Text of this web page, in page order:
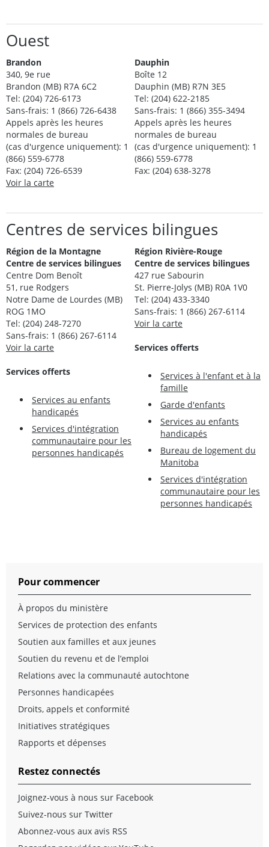
Ouest
Brandon
340, 9e rue
Brandon (MB) R7A 6C2
Tel: (204) 726-6173
Sans-frais: 1 (866) 726-6438
Appels après les heures
normales de bureau
(cas d'urgence uniquement): 1
(866) 559-6778
Fax: (204) 726-6539
Voir la carte
Dauphin
Boîte 12
Dauphin (MB) R7N 3E5
Tel: (204) 622-2185
Sans-frais: 1 (866) 355-3494
Appels après les heures
normales de bureau
(cas d'urgence uniquement): 1
(866) 559-6778
Fax: (204) 638-3278
Centres de services bilingues
Région de la Montagne
Centre de services bilingues
Centre Dom Benoît
51, rue Rodgers
Notre Dame de Lourdes (MB)
ROG 1MO
Tel: (204) 248-7270
Sans-frais: 1 (866) 267-6114
Voir la carte
Services offerts
Services au enfants
handicapés
Services d'intégration
communautaire pour les
personnes handicapés
Région Rivière-Rouge
Centre de services bilingues
427 rue Sabourin
St. Pierre-Jolys (MB) R0A 1V0
Tel: (204) 433-3340
Sans-frais: 1 (866) 267-6114
Voir la carte
Services offerts
Services à l'enfant et à la
famille
Garde d'enfants
Services au enfants
handicapés
Bureau de logement du
Manitoba
Services d'intégration
communautaire pour les
personnes handicapés
Pour commencer
À propos du ministère
Services de protection des enfants
Soutien aux familles et aux jeunes
Soutien du revenu et de l’emploi
Relations avec la communauté autochtone
Personnes handicapées
Droits, appels et conformité
Initiatives stratégiques
Rapports et dépenses
Restez connectés
Joignez-vous à nous sur Facebook
Suivez-nous sur Twitter
Abonnez-vous aux avis RSS